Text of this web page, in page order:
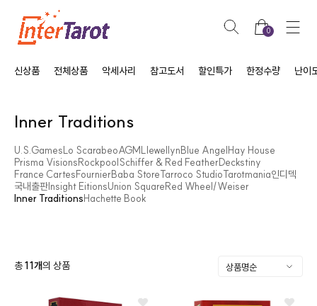
0
신상품 전체상품 악세사리 참고도서 할인특가 한정수량 난이
Inner Traditions
U.S.GamesLo ScarabeoAGMLlewellynBlue AngelHay House
Prisma VisionsRockpoolSchiffer & Red FeatherDeckstiny
France CartesFournierBaba StoreTarroco StudioTarotmania인디덱
국내출판Insight EitionsUnion SquareRed Wheel/Weiser
Inner TraditionsHachette Book
총11개의 상품